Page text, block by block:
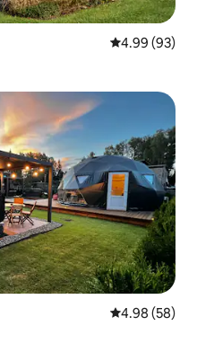
평점 4.99점(5
4.99 (93)
평점 4.98점(5
4.98 (58)